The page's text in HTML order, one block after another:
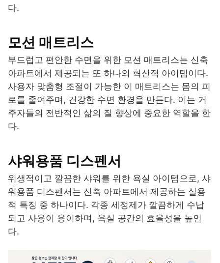
다.
모션 매트리스
부드럽고 편안한 수면을 위한 모션 매트리스는 신축
아파트에서 제공되는 또 하나의 혁신적 아이템이다.
사용자 맞춤형 조절이 가능한 이 매트리스는 몸의 피
로를 줄여주며, 건강한 수면 환경을 만든다. 이는 거
주자들의 전반적인 삶의 질 향상에 중요한 역할을 한
다.
샤워용품 디스펜서
위생적이고 깔끔한 샤워를 위한 욕실 아이템으로, 샤
워용품 디스펜서는 신축 아파트에서 제공하는 실용
적 특징 중 하나이다. 각종 세정제가 깔끔하게 수납
되고 사용이 용이하며, 욕실 공간의 효율성을 높인
다.